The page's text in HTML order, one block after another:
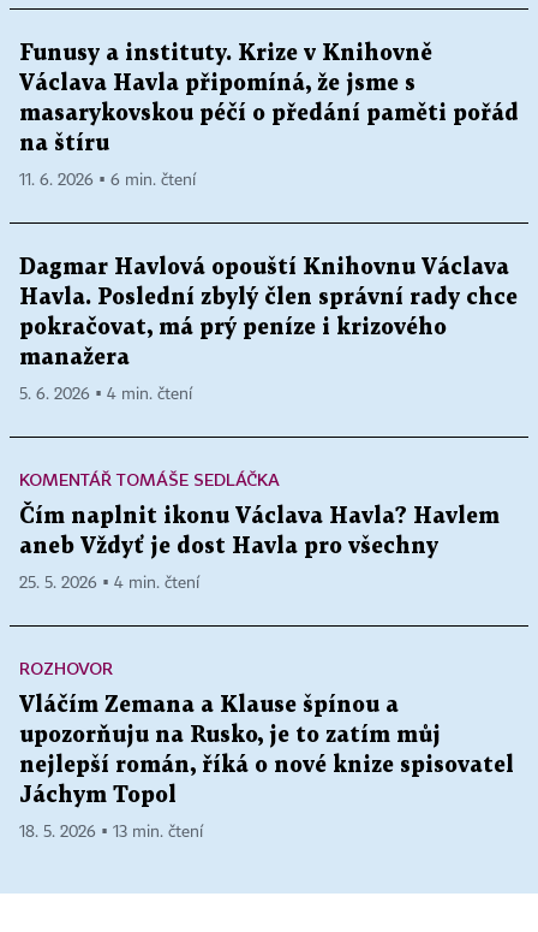
Funusy a instituty. Krize v Knihovně
Václava Havla připomíná, že jsme s
masarykovskou péčí o předání paměti pořád
na štíru
11. 6. 2026 ▪ 6 min. čtení
Dagmar Havlová opouští Knihovnu Václava
Havla. Poslední zbylý člen správní rady chce
pokračovat, má prý peníze i krizového
manažera
5. 6. 2026 ▪ 4 min. čtení
KOMENTÁŘ TOMÁŠE SEDLÁČKA
Čím naplnit ikonu Václava Havla? Havlem
aneb Vždyť je dost Havla pro všechny
25. 5. 2026 ▪ 4 min. čtení
ROZHOVOR
Vláčím Zemana a Klause špínou a
upozorňuju na Rusko, je to zatím můj
nejlepší román, říká o nové knize spisovatel
Jáchym Topol
18. 5. 2026 ▪ 13 min. čtení